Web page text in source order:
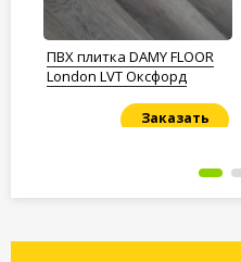
ПВХ плитка DAMY FLOOR
London LVT Оксфорд
Заказать